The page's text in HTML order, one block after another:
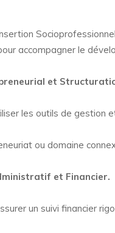
accompagner le
et
les outils de gestion
ou domaine
et Financier.
un suivi financier